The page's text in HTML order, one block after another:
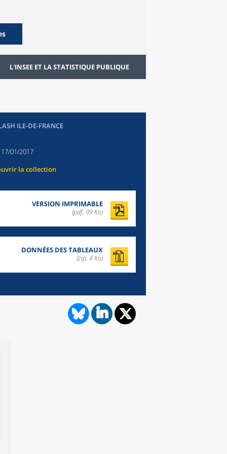
L'INSEE ET LA STATISTIQUE PUBLIQUE
ILE-DE-FRANCE
17/01/2017
la collection
VERSION IMPRIMABLE
(pdf, 99 Ko)
DONNÉES DES TABLEAUX
(zip, 4 Ko)